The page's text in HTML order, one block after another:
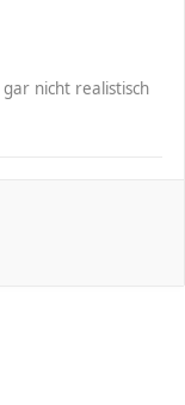
nicht realistisch